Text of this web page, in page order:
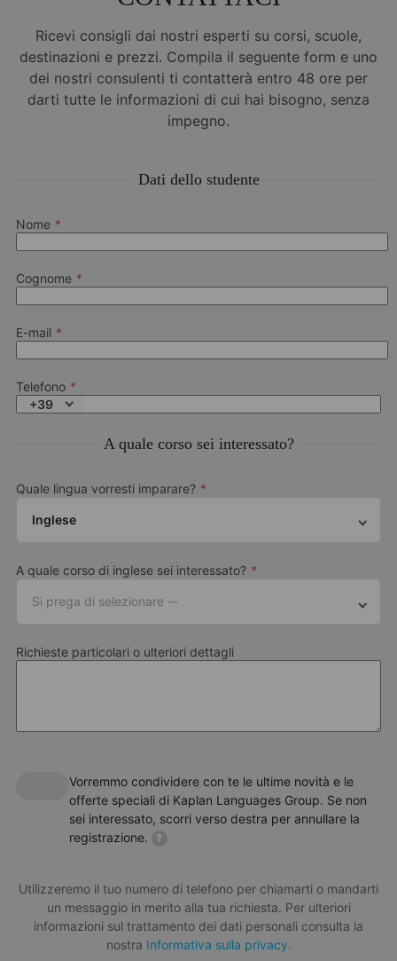
Ricevi consigli dai nostri esperti su corsi, scuole,
destinazioni e prezzi. Compila il seguente form e uno
dei nostri consulenti ti contatterà entro 48 ore per
darti tutte le informazioni di cui hai bisogno, senza
impegno.
Dati dello studente
Nome
Cognome
E-mail
Telefono
+39
A quale corso sei interessato?
Quale lingua vorresti imparare?
Inglese
A quale corso di inglese sei interessato?
Si prega di selezionare --
Richieste particolari o ulteriori dettagli
Vorremmo condividere con te le ultime novità e le
offerte speciali di Kaplan Languages Group. Se non
sei interessato, scorri verso destra per annullare la
registrazione.
?
Utilizzeremo il tuo numero di telefono per chiamarti o mandarti
un messaggio in merito alla tua richiesta. Per ulteriori
informazioni sul trattamento dei dati personali consulta la
nostra Informativa sulla privacy.